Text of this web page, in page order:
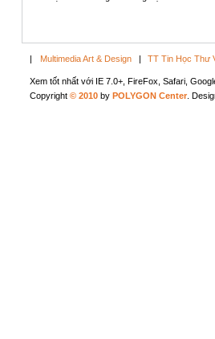
| Multimedia Art & Design | TT Tin Học Thư
Xem tốt nhất với IE 7.0+, FireFox, Safari,
Copyright © 2010 by POLYGON Center .